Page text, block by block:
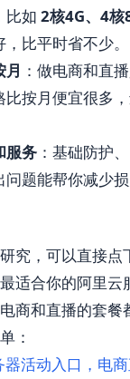
比如 2核4G、4核
比平时省不少。
月 ：做电商和直
比按月便宜很多
服务 ：基础防护
问题能帮你减少
究，可以直接点
适合你的阿里云
商和直播的套餐
：
活动入口，电